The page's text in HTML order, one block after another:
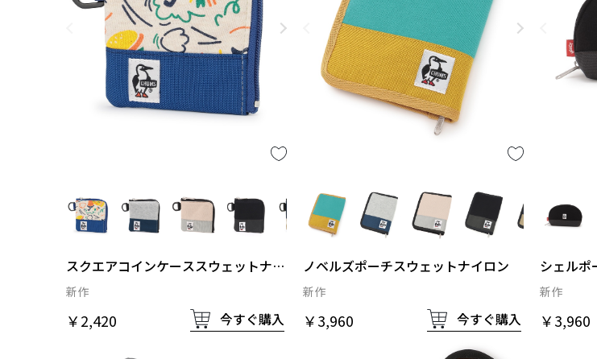
スクエアコインケーススウェットナイ
ロン
新作
￥2,420 今すぐ購入
ノベルズポーチスウェットナイロン
新作
￥3,960 今すぐ購入
シェルポ
新作
￥3,960